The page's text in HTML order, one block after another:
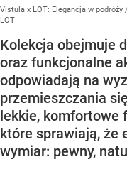
Vistula x LOT: Elegancja w podróży
LOT
Kolekcja obejmuje
oraz funkcjonalne
odpowiadają na
przemieszczania
lekkie, komfortowe
które sprawiają, że
wymiar: pewny,